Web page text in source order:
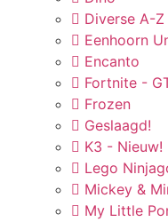
Diverse A-Z
Eenhoorn
Encanto
Fortnite -
Frozen
Geslaagd!
K3 - Nieuw!
Lego
Mickey &
My Little